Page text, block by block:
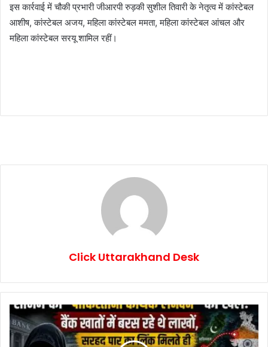
इस कार्रवाई में चौकी प्रभारी जीआरपी रुड़की सुशील तिवारी के नेतृत्व में कांस्टेबल
आशीष, कांस्टेबल अजय, महिला कांस्टेबल ममता, महिला कांस्टेबल आंचल और
महिला कांस्टेबल सरयू शामिल रहीं।
Click Uttarakhand Desk